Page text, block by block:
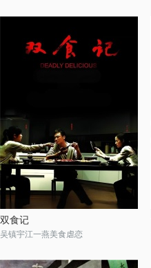
双食记
吴镇宇江一燕美食虐恋